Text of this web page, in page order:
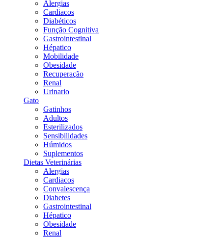
Alergias
Cardiacos
Diabéticos
Função Cognitiva
Gastrointestinal
Hépatico
Mobilidade
Obesidade
Recuperação
Renal
Urinario
Gato
Gatinhos
Adultos
Esterilizados
Sensibilidades
Húmidos
Suplementos
Dietas Veterinárias
Alergias
Cardiacos
Convalescença
Diabetes
Gastrointestinal
Hépatico
Obesidade
Renal